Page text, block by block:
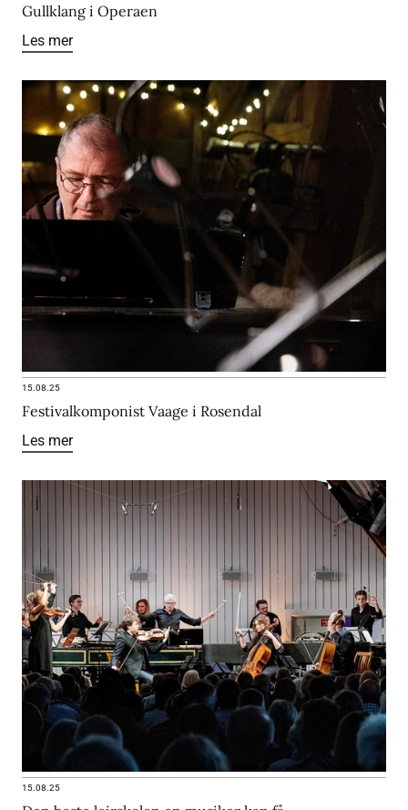
Gullklang i Operaen
Les mer
15.08.25
Festivalkomponist Vaage i Rosendal
Les mer
15.08.25